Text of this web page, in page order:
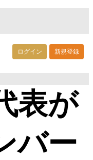
ログイン 新規登録
表が
バー